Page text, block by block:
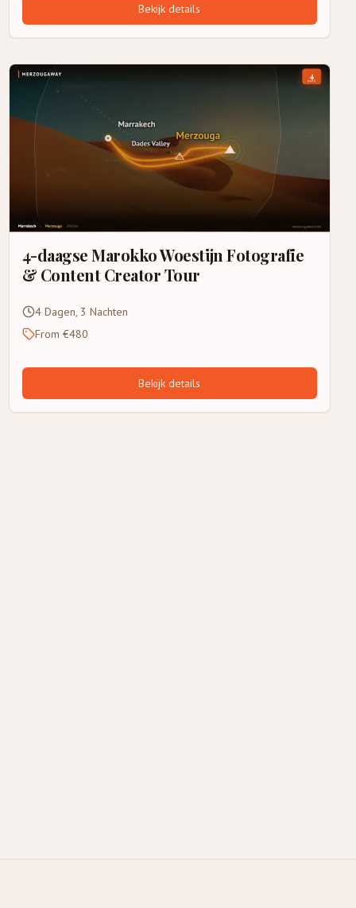
Bekijk details
4-daagse Marokko Woestijn Fotografie
& Content Creator Tour
4 Dagen, 3 Nachten
From €480
Bekijk details